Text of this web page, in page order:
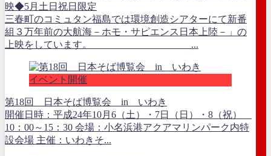
映◆5月土日祝日限定
三春町のコミュタン福島では環境創造シアターにて新番
組３万年前の大航海－ホモ・サピエンス日本上陸－」の
上映をしています。 ...
イベント開催
第18回 日本そば博覧会 in いわき
開催日時：平成24年10月6（土）・7日（日）・8（祝）
10：00～15：30 会場：小名浜港アクアマリンパーク内特
設会場 主催：いわきそ...